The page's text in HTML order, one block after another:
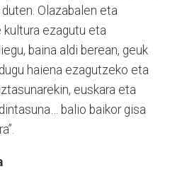
Olazabalen eta
kultura ezagutu eta
baina aldi berean, geuk
haiena ezagutzeko eta
euskara eta
balio baikor gisa